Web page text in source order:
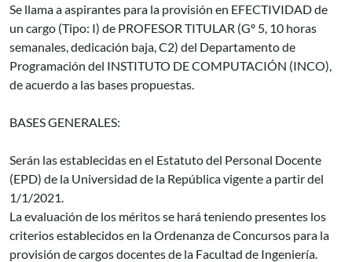
Se llama a aspirantes para la provisión en EFECTIVIDAD de
un cargo (Tipo: I) de PROFESOR TITULAR (Gº 5, 10 horas
semanales, dedicación baja, C2) del Departamento de
Programación del INSTITUTO DE COMPUTACIÓN (INCO),
de acuerdo a las bases propuestas.
BASES GENERALES:
Serán las establecidas en el Estatuto del Personal Docente
(EPD) de la Universidad de la República vigente a partir del
1/1/2021.
La evaluación de los méritos se hará teniendo presentes los
criterios establecidos en la Ordenanza de Concursos para la
provisión de cargos docentes de la Facultad de Ingeniería.